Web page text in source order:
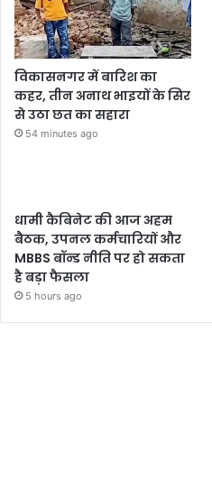
विकासनगर में बारिश का
कहर, तीन अनाथ भाइयों के सिर
से उठा छत का सहारा
54 minutes ago
धामी कैबिनेट की आज अहम
बैठक, उपनल कर्मचारियों और
MBBS बॉन्ड नीति पर हो सकता
है बड़ा फैसला
5 hours ago